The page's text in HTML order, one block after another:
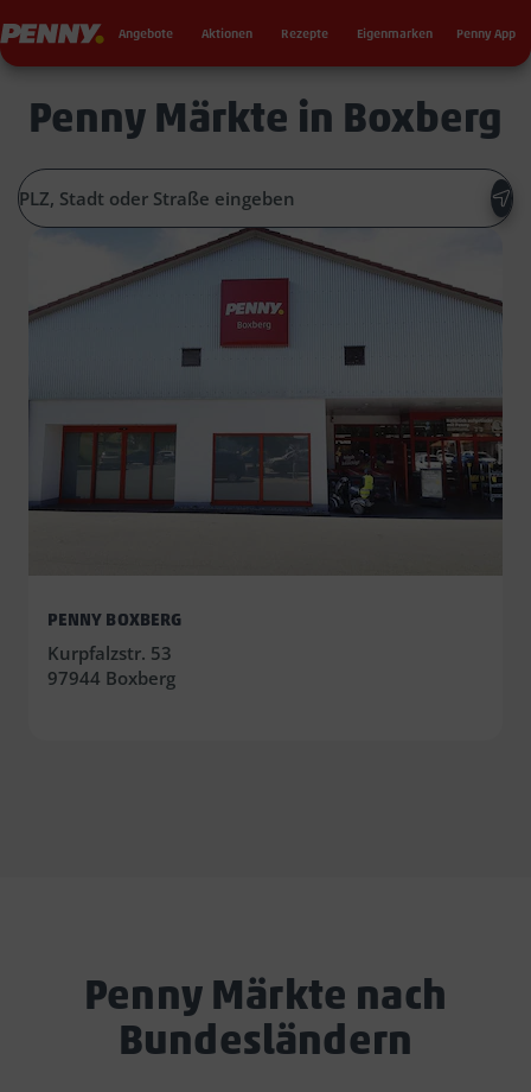
Penny Angebote Aktionen Rezepte Eigenmarken Penny App
Penny Märkte in Boxberg
PENNY BOXBERG
Kurpfalzstr. 53
97944 Boxberg
Penny Märkte nach
Bundesländern